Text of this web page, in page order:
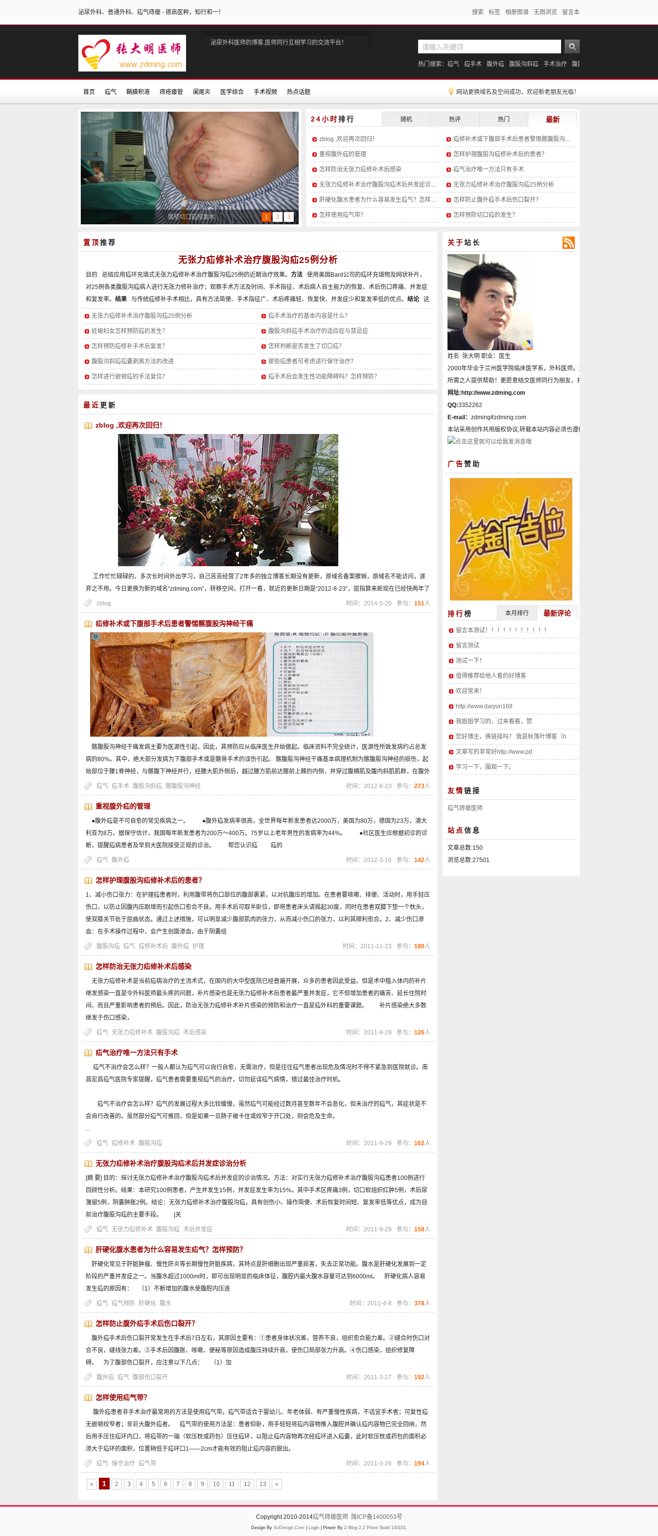
搜索 标签 相册图谱 无图浏览 留言本
泌尿外科、普通外科、疝气痔瘘 - 德高医粹，知行和一！
泌尿外科医师的博客,医师同行互相学习的交流平台！
热门搜索： 疝气 疝手术 腹外疝 腹股沟斜疝 手术治疗 腹股沟疝
网站更换域名及空间成功，欢迎新老朋友光临！
首页 疝气 鞘膜积液 痔疮瘘管 阑尾炎 医学综合 手术视频 热点话题
腹壁切口疝修复术 1 2 3
24小时排行 最新
热门
热评
随机
zblog ,欢迎再次回归！ 疝修补术或下腹部手术后患者警惕髂腹股沟神经干痛
重视腹外疝的管理 怎样护理腹股沟疝修补术后的患者？
怎样防治无张力疝修补术后感染 疝气治疗唯一方法只有手术
无张力疝修补术治疗腹股沟疝术后并发症诊治分析 无张力疝修补术治疗腹股沟疝25例分析
肝硬化腹水患者为什么容易发生疝气？怎样预防？ 怎样防止腹外疝手术后伤口裂开？
怎样使用疝气带？ 怎样预防切口疝的发生？
置顶推荐
无张力疝修补术治疗腹股沟疝25例分析
目的 总结应用疝环充填式无张力疝修补术治疗腹股沟疝25例的近期治疗效果。 方法 使用美国Bard公司的疝环充填物及网状补片，
对25例各类腹股沟疝病人进行无张力修补治疗；观察手术方法及时间、手术指征、术后病人自主能力的恢复、术后伤口疼痛、并发症
和复发率。 结果 与传统疝修补手术相比，具有方法简便、手术指征广、术后疼痛轻、恢复快、并发症少和复发率低的优点。 结论这
是一项更符合人体解剖结构和疝的病理生理的手术方法，具有传统方法无法比拟的优势。尤其适于在基层医院推广。
无张力疝修补术治疗腹股沟疝25例分析 疝手术治疗的基本内容是什么？
妊娠妇女怎样预防疝的发生？ 腹股沟斜疝手术治疗的适应症与禁忌症
怎样预防疝修补手术后复发？ 怎样判断是否发生了切口疝？
腹股沟斜疝疝囊剥离方法的改进 那些疝患者可考虑进行保守治疗？
怎样进行嵌顿疝的手法复位？ 疝手术后会发生性功能障碍吗？怎样预防？
最近 更新
zblog ,欢迎再次回归！
工作忙忙碌碌的，多次长时间外出学习，自己苦苦经营了2年多的独立博客长期没有更新，原域名备案撤销，原域名不能访问，遂
弃之不用。今日更换为新的域名“zdming.com”，转移空间，打开一看，就近的更新日期是“2012-8-23”，屈指算来距现在已经快两年了
参与： 151人
时间：2014-5-20
zblog
疝修补术或下腹部手术后患者警惕髂腹股沟神经干痛
髂腹股沟神经干痛发病主要为医源性引起，因此，其预防应从临床医生开始做起。临床资料不完全统计，医源性所致发病约占总发
病的80%。其中，绝大部分发病为下腹部手术或是髂骨手术的误伤引起。 髂腹股沟神经干痛基本病理机制为髂腹股沟神经的损伤，起
始部位于腰1脊神经，与髂腹下神经并行，经腰大肌外侧后，越过腰方肌前达髂前上棘的内侧，并穿过腹横肌及腹内斜肌肌群，在腹外
参与： 273人
时间：2012-8-23
疝气 疝手术 腹股沟斜疝 髂腹股沟神经
重视腹外疝的管理
●腹外疝是不可自愈的常见疾病之一。 ●腹外疝发病率很高，全世界每年新发患者达2000万，美国为80万，德国为23万，澳大
利亚为8万。据保守估计，我国每年新发患者为200万～400万。75岁以上老年男性的发病率为44%。 ●社区医生应根据初诊的诊
断，提醒疝病患者及早到大医院接受正规的诊治。 帮您认识疝 疝的
参与： 142人
时间：2012-3-16
疝气 腹外疝
怎样护理腹股沟疝修补术后的患者？
1、减小伤口张力：在护理疝患者时，利用腹带将伤口部位的腹部裹紧，以对抗腹压的增加。在患者要咳嗽、排便、活动时，用手轻压
伤口，以防止因腹内压剧增而引起伤口愈合不良。用手术后可取半卧位，即将患者床头请摇起30度，同时在患者双膝下垫一个枕头，
使双膝关节处于屈曲状态。通过上述措施，可以明显减少腹部肌肉的张力，从而减小伤口的张力，以利其顺利愈合。2、减少伤口渗
血：在手术操作过程中，会产生创面渗血，由于阴囊组
参与： 180人
时间：2011-11-23
腹股沟疝 疝气 疝修补术后 腹外疝 护理
怎样防治无张力疝修补术后感染
无张力疝修补术是当前疝病治疗的主流术式，在国内的大中型医院已经普遍开展，众多的患者因此受益。但是术中植入体内的补片
继发感染一直是令外科医师最头疼的问题，补片感染也是无张力疝修补术后患者最严重并发症，它不但增加患者的痛苦、延长住院时
间、而且严重影响患者的预后。因此，防治无张力疝修补术补片感染的预防和治疗一直是疝外科的重要课题。 补片感染绝大多数
继发于伤口感染，
参与： 126人
时间：2011-9-29
疝气 无张力疝修补术 腹股沟疝 术后感染
疝气治疗唯一方法只有手术
疝气不治疗会怎么样？一般人都认为疝气可以自行自愈，无需治疗，但是往往疝气患者出现危及情况时不得不紧急到医院就诊。南
昌宏昌疝气医院专家提醒，疝气患者需要重视疝气的治疗，切勿延误疝气病情，错过最佳治疗时机。
疝气不治疗会怎么样？疝气的发展过程大多比较缓慢，虽然疝气可能经过数月甚至数年不会恶化，但未治疗的疝气，其症状是不
会自行改善的。虽然部分疝气可推回，但是如果一旦肠子被卡住或绞窄于开口处，则会危及生命。
...
参与： 162人
时间：2011-9-29
疝气 疝修补术 腹股沟疝
无张力疝修补术治疗腹股沟疝术后并发症诊治分析
[摘 要] 目的：探讨无张力疝修补术治疗腹股沟疝术后并发症的诊治情况。方法：对实行无张力疝修补术治疗腹股沟疝患者100例进行
回顾性分析。结果：本研究100例患者，产生并发生15例，并发症发生率为15%。其中手术区疼痛3例，切口软组织红肿5例，术后尿
潴留5例，阴囊肿胀2例。结论：无张力疝修补术治疗腹股沟疝，具有创伤小、操作简便、术后恢复时间短、复发率低等优点，成为目
前治疗腹股沟疝的主要手段。 [关
参与： 158人
时间：2011-9-29
疝气 无张力疝修补术 腹股沟疝 术后并发症
肝硬化腹水患者为什么容易发生疝气？怎样预防？
肝硬化常见于肝脏肿瘤、慢性肝炎等长期慢性肝脏疾病，其特点是肝细胞出现严重损害，失去正常功能。腹水是肝硬化发展到一定
阶段的严重并发症之一。当腹水超过1000ml时，即可出现明显的临床体征，腹腔内最大腹水容量可达到6000ml。 肝硬化病人容易
发生疝的原因有： （1）不断增加的腹水使腹腔内压逐
参与： 378人
时间：2011-4-8
疝气 疝气预防 肝硬化 腹水
怎样防止腹外疝手术后伤口裂开？
腹外疝手术后伤口裂开常发生在手术后7日左右，其原因主要有：①患者身体状况差，营养不良，组织愈合能力差。②缝合时伤口对
合不良，缝线张力差。③手术后因腹胀、咳嗽、便秘等原因造成腹压持续升高，使伤口局部张力升高。④伤口感染，组织修复障
碍。 为了腹部伤口裂开，应注意以下几点： （1）加
参与： 192人
时间：2011-3-27
腹外疝 疝气 腹部伤口裂开
怎样使用疝气带？
腹外疝患者非手术治疗最常用的方法是使用疝气带。疝气带适合于婴幼儿、年老体弱、有严重慢性疾病，不适宜手术者；可复性疝
无嵌顿绞窄者；非巨大腹外疝者。 疝气带的使用方法是：患者仰卧，用手轻轻将疝内容物推入腹腔并确认疝内容物已完全回纳，然
后用手压住疝环内口，将疝带的一端（软压枕或药包）压住疝环，以阻止疝内容物再次经疝环进入疝囊，此时软压枕或药包的面积必
须大于疝环的面积，位置稍低于疝环口1——2cm才能有效的阻止疝内容的脱出。
参与： 194人
时间：2011-3-26
疝气 保守治疗 疝气带
« 1 2 3 4 5 6 7 8 9 10 11 12 13 »
关于站长
姓名: 张大明 职业：医生
2000年毕业于兰州医学院临床医学系，外科医师。主要从事泌尿外科、普外科
所需之人提供帮助！更愿意结交医师同行为朋友，共同学习，共同进步！
网址:http://www.zdming.com
QQ:3352262
E-mail： zdming#zdming.com
本站采用创作共用版权协议,转载本站内容必须也遵循创作共用协议.
广告赞助
排行榜 最新评论
本月排行
留言本测试！！！！！！！！！！！
留言测试
测试一下！
值得推荐给他人看的好博客
欢迎常来！
http://www.daiyun168
我姐姐学习的，过来看看，赞
您好博主，换链接吗？ 我是秋落叶博客（h
文章写的非常好http://www.pd
学习一下，围观一下。
友情链接
疝气痔瘘医师
站点信息
文章总数:150
浏览总数:27501
Copyright 2010-2014疝气痔瘘医师 陇ICP备1400053号
Design By XvDesign.Com Login| Power By Z-Blog 2.2 Prism Build 140101.